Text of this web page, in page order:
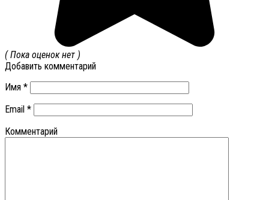
( Пока оценок нет )
Добавить комментарий
Имя *
Email *
Комментарий